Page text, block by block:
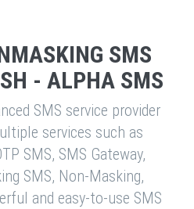
SMS
- ALPHA SMS
SMS service provider
services such as
SMS, SMS Gateway,
SMS, Non-Masking,
and easy-to-use SMS